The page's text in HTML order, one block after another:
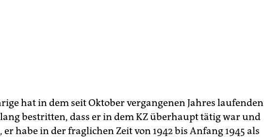
hat in dem seit Oktober vergangenen Jahres laufenden
bestritten, dass er in dem KZ überhaupt tätig war und
er habe in der fraglichen Zeit von 1942 bis Anfang 1945 als